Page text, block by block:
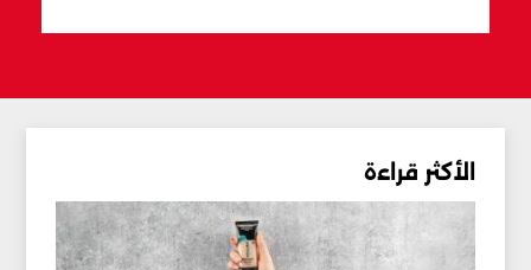
الأكثر قراءة